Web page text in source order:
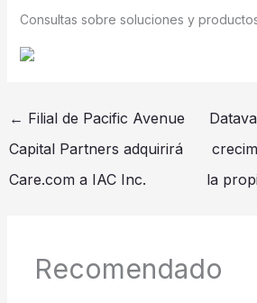
Consultas sobre soluciones y
← Filial de Pacific Avenue
Capital Partners adquirirá
Care.com a IAC Inc.
la
Recomendado